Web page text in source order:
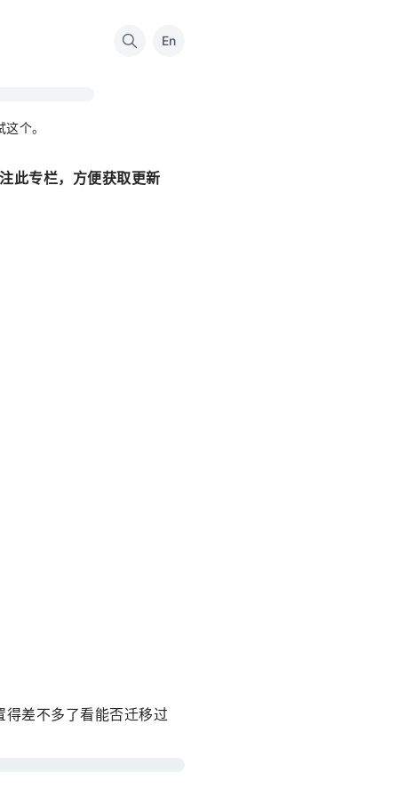
En
个。
此专栏，方便获取更新
差不多了看能否迁移过